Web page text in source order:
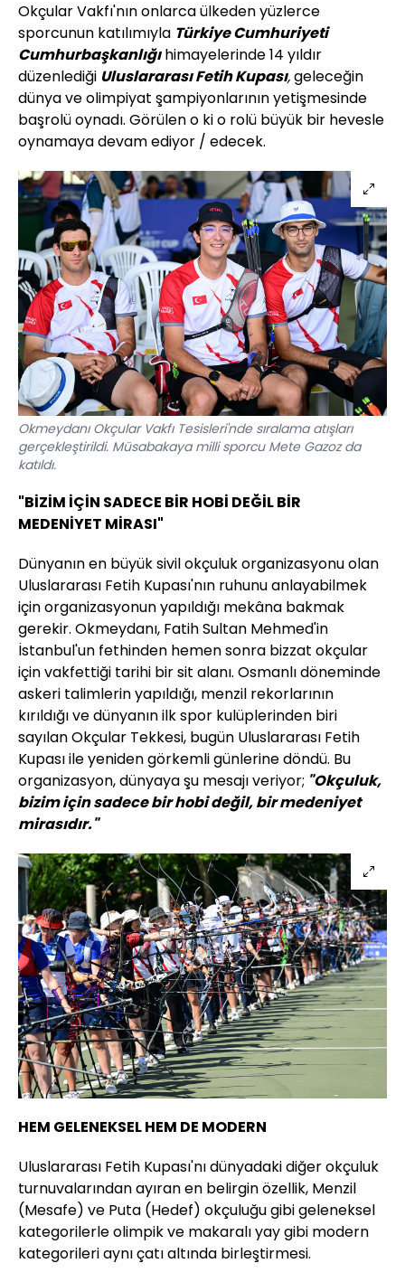
Okçular Vakfı'nın onlarca ülkeden yüzlerce
sporcunun katılımıyla Türkiye Cumhuriyeti
Cumhurbaşkanlığıhimayelerinde 14 yıldır
düzenlediği Uluslararası Fetih Kupası,geleceğin
dünya ve olimpiyat şampiyonlarının yetişmesinde
başrolü oynadı. Görülen o ki o rolü büyük bir hevesle
oynamaya devam ediyor / edecek.
Okmeydanı Okçular Vakfı Tesisleri'nde sıralama atışları
gerçekleştirildi. Müsabakaya milli sporcu Mete Gazoz da
katıldı.
"BİZİM İÇİN SADECE BİR HOBİ DEĞİL BİR
MEDENİYET MİRASI"
Dünyanın en büyük sivil okçuluk organizasyonu olan
Uluslararası Fetih Kupası'nın ruhunu anlayabilmek
için organizasyonun yapıldığı mekâna bakmak
gerekir. Okmeydanı, Fatih Sultan Mehmed'in
İstanbul'un fethinden hemen sonra bizzat okçular
için vakfettiği tarihi bir sit alanı. Osmanlı döneminde
askeri talimlerin yapıldığı, menzil rekorlarının
kırıldığı ve dünyanın ilk spor kulüplerinden biri
sayılan Okçular Tekkesi, bugün Uluslararası Fetih
Kupası ile yeniden görkemli günlerine döndü. Bu
organizasyon, dünyaya şu mesajı veriyor; "Okçuluk,
bizim için sadece bir hobi değil, bir medeniyet
mirasıdır."
HEM GELENEKSEL HEM DE MODERN
Uluslararası Fetih Kupası'nı dünyadaki diğer okçuluk
turnuvalarından ayıran en belirgin özellik, Menzil
(Mesafe) ve Puta (Hedef) okçuluğu gibi geleneksel
kategorilerle olimpik ve makaralı yay gibi modern
kategorileri aynı çatı altında birleştirmesi.